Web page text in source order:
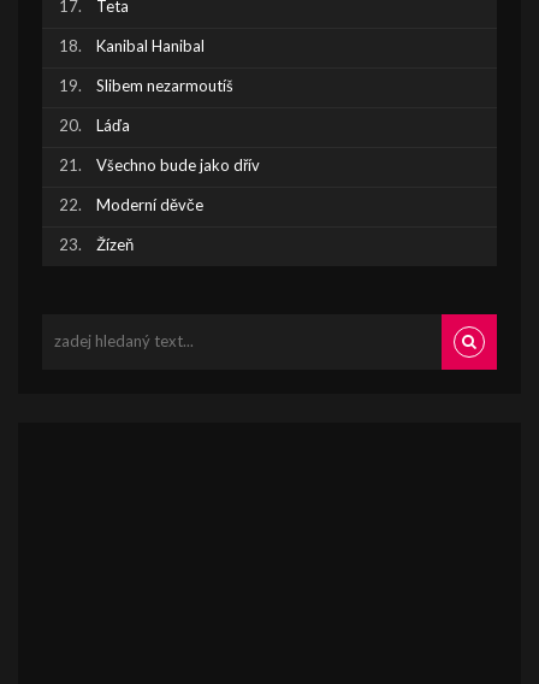
Teta
Kanibal Hanibal
Slibem nezarmoutíš
Láďa
Všechno bude jako dřív
Moderní děvče
Žízeň